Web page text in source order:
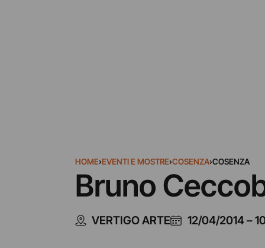
HOME›EVENTI E MOSTRE›COSENZA›COSENZA
Bruno
VERTIGO ARTE 12/04/2014–